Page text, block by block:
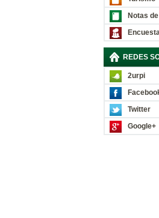
Notas
REDES
2urpi
Twitter
Google+